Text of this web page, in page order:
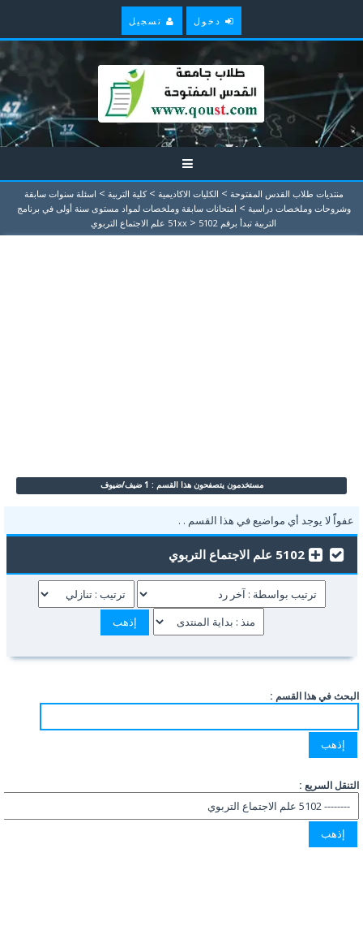
دخول تسجيل
منتديات طلاب القدس المفتوحة > الكليات الاكاديمية > كلية التربية > اسئلة سنوات سابقة
وشروحات وملخصات دراسية > امتحانات سابقة وملخصات لمواد مستوى سنة أولى في برنامج
التربية تبدأ برقم 51xx
> 5102 علم الاجتماع التربوي
مستخدمون يتصفحون هذا القسم : 1 ضيف/ضيوف
عفواًً لا يوجد أي مواضيع في هذا القسم . .
5102 علم الاجتماع التربوي
البحث في هذا القسم :
التنقل السريع :